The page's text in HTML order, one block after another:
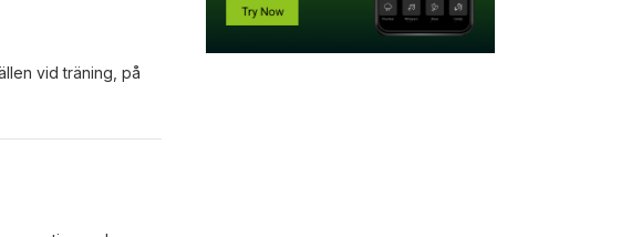
vid träning, på
du med okända?